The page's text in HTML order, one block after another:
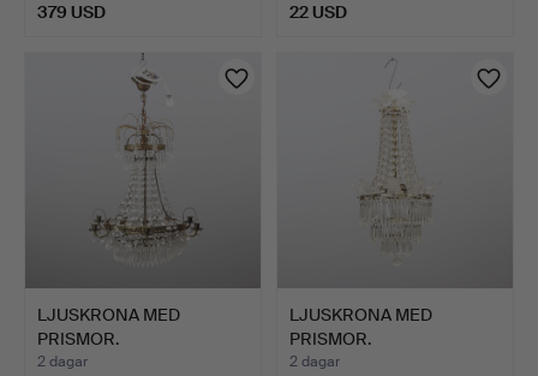
379 USD 22 USD
LJUSKRONA MED
PRISMOR.
Mässingsstomme med …
2 dagar
LJUSKRONA MED
PRISMOR.
Mässingsstomme med …
2 dagar